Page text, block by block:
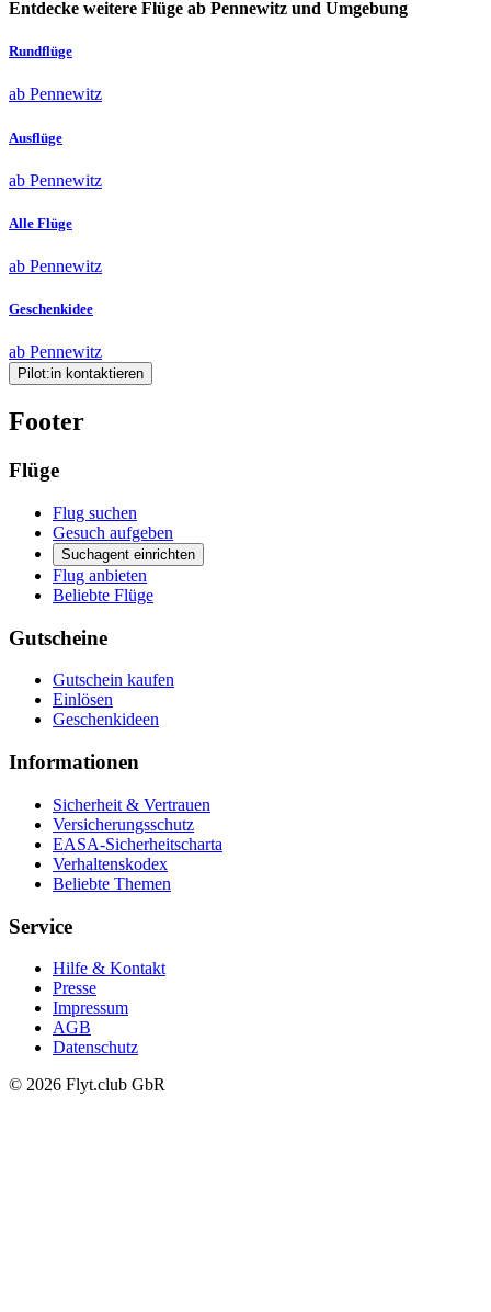
Entdecke weitere Flüge ab Pennewitz und Umgebung
Rundflüge
ab Pennewitz
Ausflüge
ab Pennewitz
Alle Flüge
ab Pennewitz
Geschenkidee
ab Pennewitz
Pilot:in kontaktieren
Footer
Flüge
Flug suchen
Gesuch aufgeben
Suchagent einrichten
Flug anbieten
Beliebte Flüge
Gutscheine
Gutschein kaufen
Einlösen
Geschenkideen
Informationen
Sicherheit & Vertrauen
Versicherungsschutz
EASA-Sicherheitscharta
Verhaltenskodex
Beliebte Themen
Service
Hilfe & Kontakt
Presse
Impressum
AGB
Datenschutz
© 2026 Flyt.club GbR